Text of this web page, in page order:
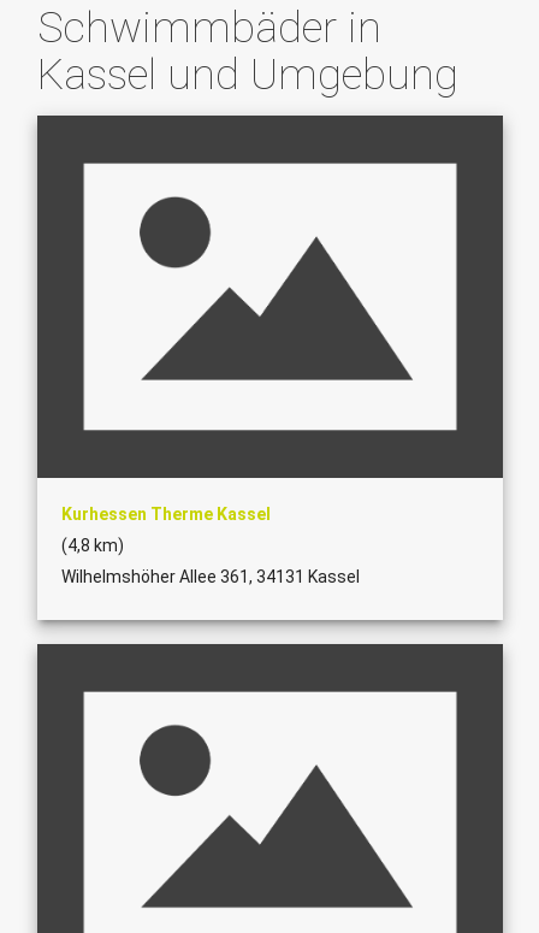
Schwimmbäder in
Kassel und Umgebung
Kurhessen Therme Kassel
(4,8 km)
Wilhelmshöher Allee 361, 34131 Kassel